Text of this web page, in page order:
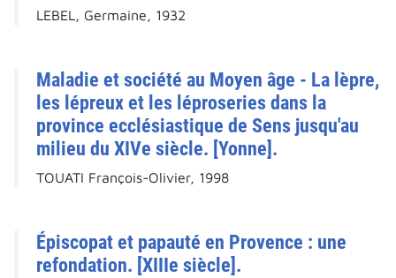
LEBEL, Germaine, 1932
Maladie et société au Moyen âge - La lèpre,
les lépreux et les léproseries dans la
province ecclésiastique de Sens jusqu'au
milieu du XIVe siècle. [Yonne].
TOUATI François-Olivier, 1998
Épiscopat et papauté en Provence : une
refondation. [XIIIe siècle].